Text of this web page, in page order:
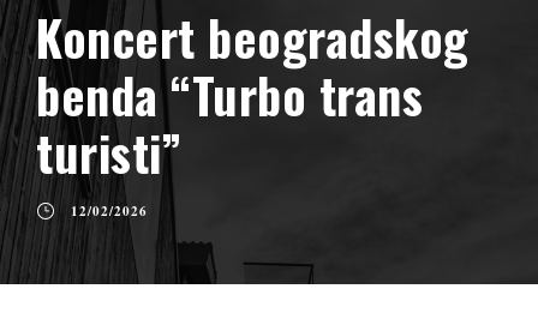
Koncert beogradskog
benda “Turbo trans
turisti”
12/02/2026